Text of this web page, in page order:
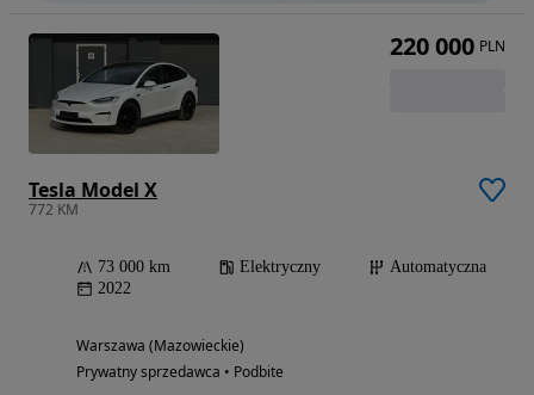
Tesla Model X
772 KM
73 000 km Elektryczny
Automatyczna
2022
Warszawa (Mazowieckie)
Prywatny sprzedawca • Podbite
220 000 PLN